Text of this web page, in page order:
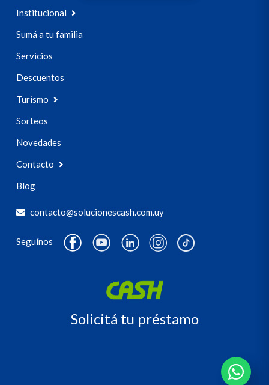
Institucional
Sumá a tu familia
Servicios
Descuentos
Turismo
Sorteos
Novedades
Contacto
Blog
contacto@solucionescash.com.uy
Seguínos
Solicitá tu préstamo